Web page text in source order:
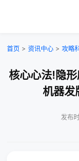
首页 > 资讯中心 > 攻略
核心心法!隐
机器发
发布